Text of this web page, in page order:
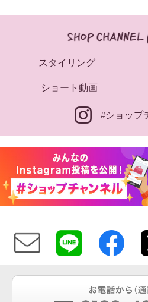
スタイリング
ショート動画
#ショップ